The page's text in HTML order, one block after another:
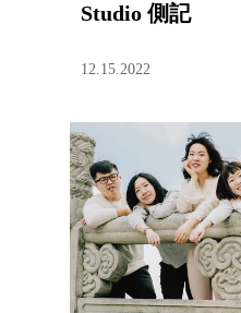
Studio 側記
12.15.2022